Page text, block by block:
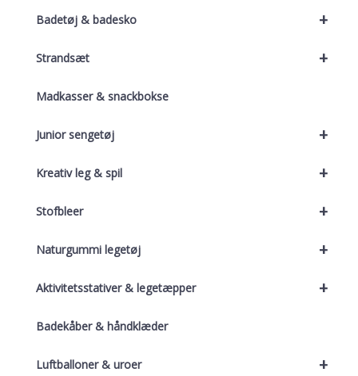
+
Badetøj & badesko
+
Strandsæt
Madkasser & snackbokse
+
Junior sengetøj
+
Kreativ leg & spil
+
Stofbleer
+
Naturgummi legetøj
+
Aktivitetsstativer & legetæpper
Badekåber & håndklæder
+
Luftballoner & uroer